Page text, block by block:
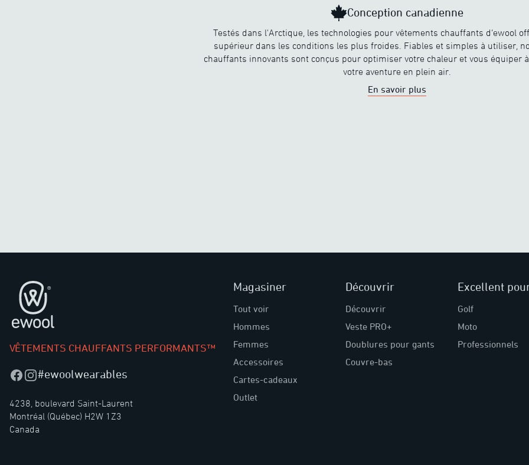
Conception canadienne
Testés dans l'Arctique, les technologies pour vêtements chauffants d’ewool
supérieur dans les conditions les plus froides. Fiables et simples à utiliser,
chauffants innovants sont conçus pour optimiser votre chaleur et vous équiper
votre aventure en plein air.
En savoir plus
Pied de page
VÊTEMENTS CHAUFFANTS PERFORMANTS™
Facebook
Instagram
#ewoolwearables
4238, boulevard Saint-Laurent
Montréal (Québec) H2W 1Z3
Canada
Magasiner
Tout voir
Hommes
Femmes
Accessoires
Cartes-cadeaux
Outlet
Découvrir
Découvrir
Veste PRO+
Doublures pour gants
Couvre-bas
Excellent
Golf
Moto
Professionnels